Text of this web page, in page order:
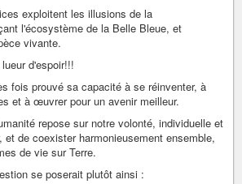
exploitent les illusions de la
l'écosystème de la Belle Bleue, et
vivante.
d'espoir!!!
fois prouvé sa capacité à se réinventer, à
et à œuvrer pour un avenir meilleur.
repose sur notre volonté, individuelle et
et de coexister harmonieusement ensemble,
de vie sur Terre.
se poserait plutôt ainsi :